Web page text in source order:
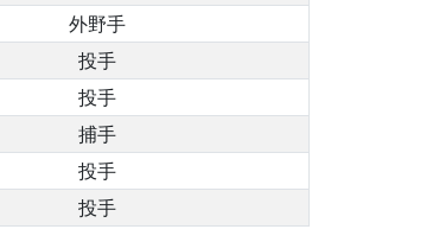
外野手
投手
投手
捕手
投手
投手